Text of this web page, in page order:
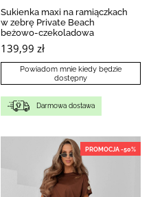
Sukienka maxi na ramiączkach
w zebrę Private Beach
beżowo-czekoladowa
139,99 zł
Powiadom mnie kiedy będzie
dostępny
Darmowa dostawa
PROMOCJA -50%